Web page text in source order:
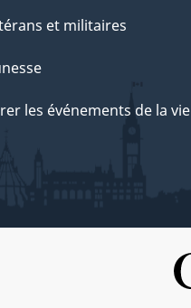
et militaires
les événements de la vie